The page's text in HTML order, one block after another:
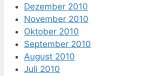
Dezember 2010
November 2010
Oktober 2010
September 2010
August 2010
Juli 2010